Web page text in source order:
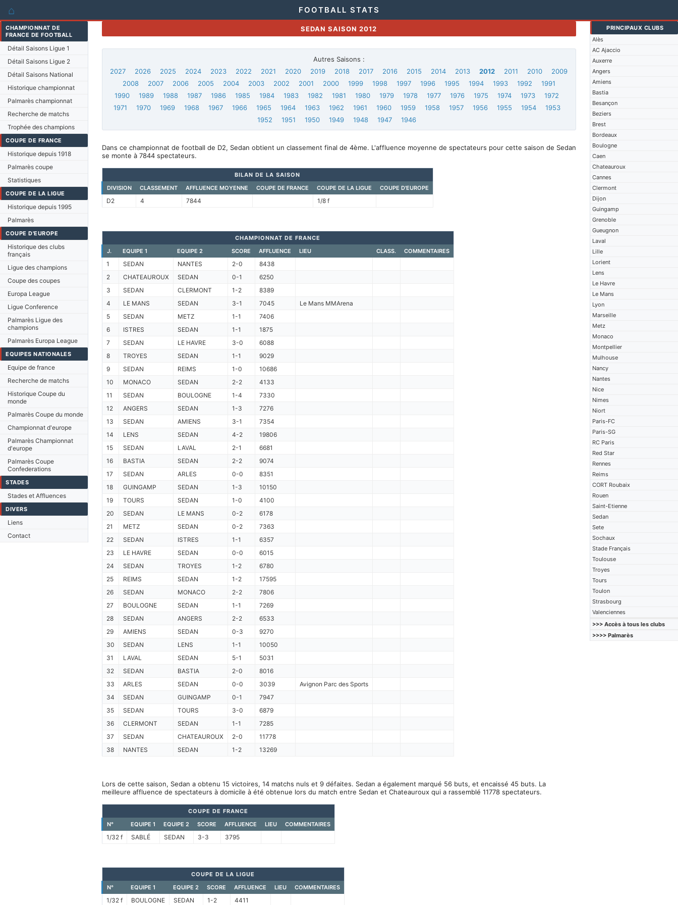
⌂ FOOTBALL STATS
CHAMPIONNAT DE
FRANCE DE FOOTBALL
Détail Saisons Ligue 1
Détail Saisons Ligue 2
Détail Saisons National
Historique championnat
Palmarès championnat
Recherche de matchs
Trophée des champions
COUPE DE FRANCE
Historique depuis 1918
Palmarès coupe
Statistiques
COUPE DE LA LIGUE
Historique depuis 1995
Palmarès
COUPE D'EUROPE
Historique des clubs
français
Ligue des champions
Coupe des coupes
Europa League
Ligue Conference
Palmarès Ligue des
champions
Palmarès Europa League
EQUIPES NATIONALES
Equipe de france
Recherche de matchs
Historique Coupe du
monde
Palmarès Coupe du monde
Championnat d'europe
Palmarès Championnat
d'europe
Palmarès Coupe
Confederations
STADES
Stades et Affluences
DIVERS
Liens
Contact
PRINCIPAUX CLUBS
Alès
AC Ajaccio
Auxerre
Angers
Amiens
Bastia
Besançon
Beziers
Brest
Bordeaux
Boulogne
Caen
Chateauroux
Cannes
Clermont
Dijon
Guingamp
Grenoble
Gueugnon
Laval
Lille
Lorient
Lens
Le Havre
Le Mans
Lyon
Marseille
Metz
Monaco
Montpellier
Mulhouse
Nancy
Nantes
Nice
Nimes
Niort
Paris-FC
Paris-SG
RC Paris
Red Star
Rennes
Reims
CORT Roubaix
Rouen
Saint-Etienne
Sedan
Sete
Sochaux
Stade Français
Toulouse
Troyes
Tours
Toulon
Strasbourg
Valenciennes
>>> Accès à tous les clubs
>>>> Palmarès
SEDAN SAISON 2012
Autres Saisons :
2027
2026 2025 2024 2023 2022 2021 2020 2019 2018 2017 2016 2015 2014 2013 2012 2011 2010
2009
2008
2007 2006 2005 2004 2003 2002 2001 2000 1999 1998 1997 1996 1995 1994 1993 1992
1991
1990
1989 1988 1987 1986 1985 1984 1983 1982 1981 1980 1979 1978 1977 1976 1975 1974 1973
1972
1971
1970 1969 1968 1967 1966 1965 1964 1963 1962 1961 1960 1959 1958 1957 1956 1955 1954
1953
1952
1951 1950 1949 1948 1947 1946
Dans ce championnat de football de D2, Sedan obtient un classement final de 4ème. L'affluence moyenne de spectateurs pour cette saison de Sedan
se monte à 7844 spectateurs.
BILAN DE LA SAISON
DIVISION
CLASSEMENT AFFLUENCE MOYENNE COUPE DE FRANCE COUPE DE LA LIGUE COUPE D'EUROPE
D2 4 7844 1/8 f
CHAMPIONNAT DE FRANCE
J.
EQUIPE 1 EQUIPE 2 SCORE AFFLUENCE LIEU CLASS. COMMENTAIRES
1 SEDAN NANTES 2-0
8438
2
CHATEAUROUX SEDAN 0-1
6250
3
SEDAN CLERMONT 1-2
8389
4
LE MANS SEDAN 3-1 7045
Le Mans MMArena
5
SEDAN METZ 1-1
7406
6
ISTRES SEDAN 1-1
1875
7
SEDAN LE HAVRE 3-0
6088
8
TROYES SEDAN 1-1
9029
9
SEDAN REIMS 1-0
10686
10
MONACO SEDAN 2-2
4133
11
SEDAN BOULOGNE 1-4
7330
12
ANGERS SEDAN 1-3
7276
13
SEDAN AMIENS 3-1
7354
14
LENS SEDAN 4-2
19806
15
SEDAN LAVAL 2-1
6681
16
BASTIA SEDAN 2-2
9074
17
SEDAN ARLES 0-0
8351
18
GUINGAMP SEDAN 1-3
10150
19
TOURS SEDAN 1-0
4100
20
SEDAN LE MANS 0-2
6178
21
METZ SEDAN 0-2
7363
22
SEDAN ISTRES 1-1
6357
23
LE HAVRE SEDAN 0-0
6015
24
SEDAN TROYES 1-2
6780
25
REIMS SEDAN 1-2
17595
26
SEDAN MONACO 2-2
7806
27
BOULOGNE SEDAN 1-1
7269
28
SEDAN ANGERS 2-2
6533
29
AMIENS SEDAN 0-3
9270
30
SEDAN LENS 1-1
10050
31
LAVAL SEDAN 5-1
5031
32
SEDAN BASTIA 2-0
8016
33
ARLES SEDAN 0-0 3039
Avignon Parc des Sports
34
SEDAN GUINGAMP 0-1
7947
35
SEDAN TOURS 3-0
6879
36
CLERMONT SEDAN 1-1
7285
37
SEDAN CHATEAUROUX 2-0
11778
38
NANTES SEDAN 1-2 13269
Lors de cette saison, Sedan a obtenu 15 victoires, 14 matchs nuls et 9 défaites. Sedan a également marqué 56 buts, et encaissé 45 buts. La
meilleure affluence de spectateurs à domicile à été obtenue lors du match entre Sedan et Chateauroux qui a rassemblé 11778 spectateurs.
COUPE DE FRANCE
N°
EQUIPE 1 EQUIPE 2 SCORE AFFLUENCE LIEU COMMENTAIRES
1/32 f SABLÉ SEDAN 3-3 3795
COUPE DE LA LIGUE
N°
EQUIPE 1 EQUIPE 2 SCORE AFFLUENCE LIEU COMMENTAIRES
1/32 f BOULOGNE SEDAN 1-2 4411